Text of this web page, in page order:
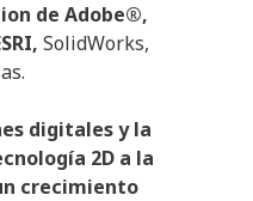
de Adobe®,
SolidWorks,
digitales y la
2D a la
crecimiento